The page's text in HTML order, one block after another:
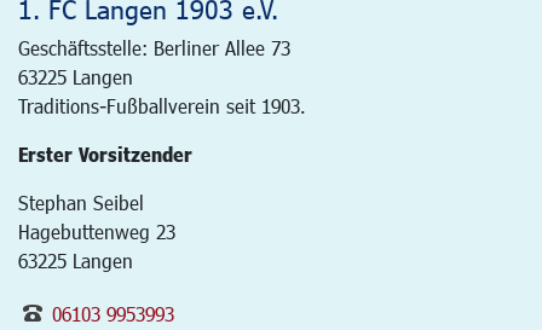
1. FC Langen 1903 e.V.
Geschäftsstelle: Berliner Allee 73
63225 Langen
Traditions-Fußballverein seit 1903.
Erster Vorsitzender
Stephan Seibel
Hagebuttenweg 23
63225 Langen
06103 9953993